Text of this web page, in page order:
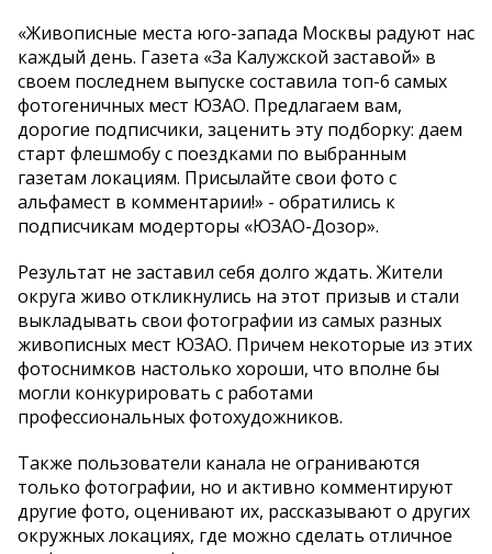
«Живописные места юго-запада Москвы радуют нас
каждый день. Газета «За Калужской заставой» в
своем последнем выпуске составила топ-6 самых
фотогеничных мест ЮЗАО. Предлагаем вам,
дорогие подписчики, заценить эту подборку: даем
старт флешмобу с поездками по выбранным
газетам локациям. Присылайте свои фото с
альфамест в комментарии!» - обратились к
подписчикам модерторы «ЮЗАО-Дозор».
Результат не заставил себя долго ждать. Жители
округа живо откликнулись на этот призыв и стали
выкладывать свои фотографии из самых разных
живописных мест ЮЗАО. Причем некоторые из этих
фотоснимков настолько хороши, что вполне бы
могли конкурировать с работами
профессиональных фотохудожников.
Также пользователи канала не ограниваются
только фотографии, но и активно комментируют
другие фото, оценивают их, рассказывают о других
окружных локациях, где можно сделать отличное